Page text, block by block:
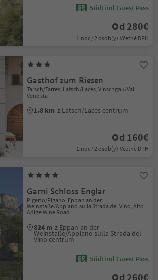
Südtirol Guest Pass
Od 280€
1 noc / 2 osob(y) Včetně DPH
Gasthof zum Riesen
Tarsch/Tarres, Latsch/Laces, Vinschgau/Val
Venosta
1.8 km z Latsch/Laces centrum
Od 160€
1 noc / 2 osob(y) Včetně DPH
Garni Schloss Englar
Pigeno/Pigano, Eppan an der
Weinstaße/Appiano sulla Strada del Vino, Alto
Adige Wine Road
824 m z Eppan an der
Weinstaße/Appiano sulla Strada del
Vino centrum
Südtirol Guest Pass
Od 260€